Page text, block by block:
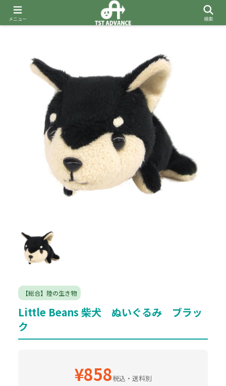
【総合】陸の生き物
Little Beans 柴犬 ぬいぐるみ ブラッ
ク
¥858税込・送料別
メニュー 検索